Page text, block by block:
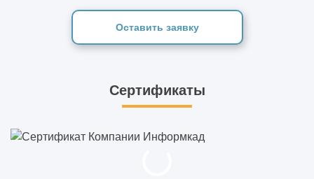
Оставить заявку
Сертификаты